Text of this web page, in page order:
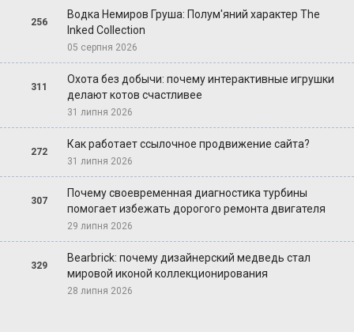
256
Водка Немиров Груша: Полум'яний характер The
Inked Collection
05 серпня 2026
311
Охота без добычи: почему интерактивные игрушки
делают котов счастливее
31 липня 2026
272
Как работает ссылочное продвижение сайта?
31 липня 2026
307
Почему своевременная диагностика турбины
помогает избежать дорогого ремонта двигателя
29 липня 2026
329
Bearbrick: почему дизайнерский медведь стал
мировой иконой коллекционирования
28 липня 2026